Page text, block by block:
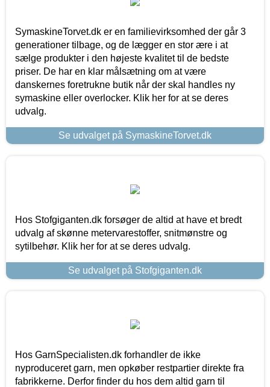
SymaskineTorvet.dk er en familievirksomhed der går 3
generationer tilbage, og de lægger en stor ære i at
sælge produkter i den højeste kvalitet til de bedste
priser. De har en klar målsætning om at være
danskernes foretrukne butik når der skal handles ny
symaskine eller overlocker. Klik her for at se deres
udvalg.
Se udvalget på SymaskineTorvet.dk
Hos Stofgiganten.dk forsøger de altid at have et bredt
udvalg af skønne metervarestoffer, snitmønstre og
sytilbehør. Klik her for at se deres udvalg.
Se udvalget på Stofgiganten.dk
Hos GarnSpecialisten.dk forhandler de ikke
nyproduceret garn, men opkøber restpartier direkte fra
fabrikkerne. Derfor finder du hos dem altid garn til